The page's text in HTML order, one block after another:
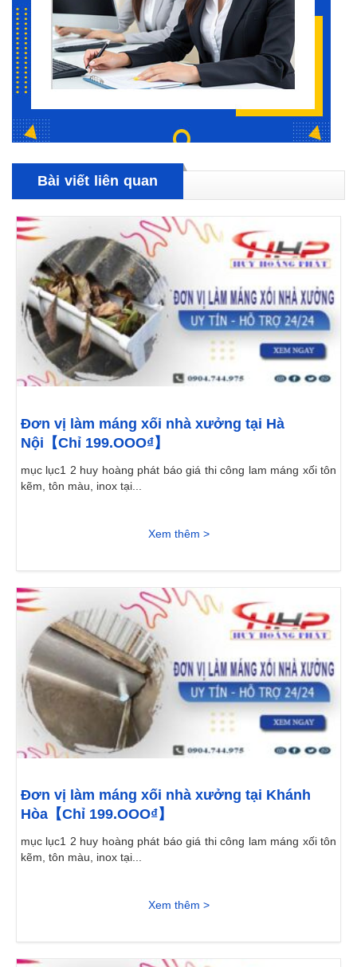
Bài viết liên quan
Đơn vị làm máng xối nhà xưởng tại Hà
Nội【Chỉ 199.OOO₫】
mục lục1 2 huy hoàng phát báo giá thi công lam máng xối tôn
kẽm, tôn màu, inox tại...
Xem thêm >
Đơn vị làm máng xối nhà xưởng tại Khánh
Hòa【Chỉ 199.OOO₫】
mục lục1 2 huy hoàng phát báo giá thi công lam máng xối tôn
kẽm, tôn màu, inox tại...
Xem thêm >